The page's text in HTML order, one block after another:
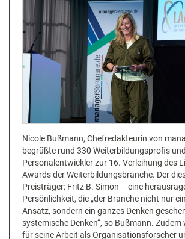
Nicole Bußmann, Chefredakteurin von
begrüßte rund 330 Weiterbildungsprofis und
Personalentwickler zur 16. Verleihung des
Awards der Weiterbildungsbranche. Der
Preisträger: Fritz B. Simon – eine
Persönlichkeit, die „der Branche nicht nur
Ansatz, sondern ein ganzes Denken
systemische Denken“, so Bußmann. Zudem
für seine Arbeit als Organisationsforscher